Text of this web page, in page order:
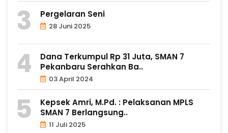
Pergelaran Seni
28 Juni 2025
Dana Terkumpul Rp 31 Juta, SMAN 7
Pekanbaru Serahkan Ba..
03 April 2024
Kepsek Amri, M.Pd. : Pelaksanan MPLS
SMAN 7 Berlangsung..
11 Juli 2025